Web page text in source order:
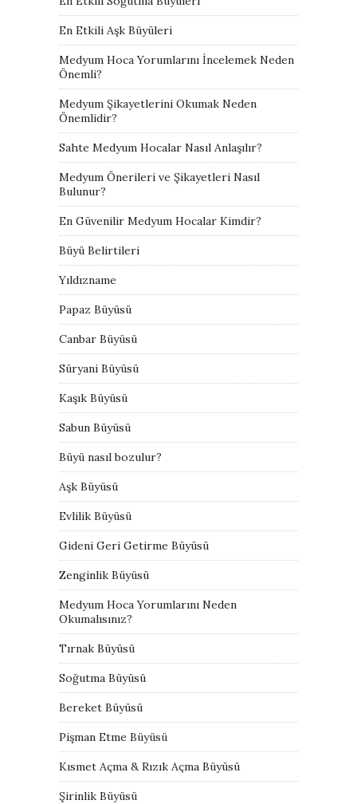
En Etkili Aşk Büyüleri
Medyum Hoca Yorumlarını İncelemek Neden
Önemli?
Medyum Şikayetlerini Okumak Neden
Önemlidir?
Sahte Medyum Hocalar Nasıl Anlaşılır?
Medyum Önerileri ve Şikayetleri Nasıl
Bulunur?
En Güvenilir Medyum Hocalar Kimdir?
Büyü Belirtileri
Yıldızname
Papaz Büyüsü
Canbar Büyüsü
Süryani Büyüsü
Kaşık Büyüsü
Sabun Büyüsü
Büyü nasıl bozulur?
Aşk Büyüsü
Evlilik Büyüsü
Gideni Geri Getirme Büyüsü
Zenginlik Büyüsü
Medyum Hoca Yorumlarını Neden
Okumalısınız?
Tırnak Büyüsü
Soğutma Büyüsü
Bereket Büyüsü
Pişman Etme Büyüsü
Kısmet Açma & Rızık Açma Büyüsü
Şirinlik Büyüsü